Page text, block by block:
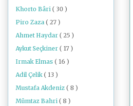
Khorto Bâri ( 30 )
Piro Zaza ( 27 )
Ahmet Haydar ( 25 )
Aykut Seçkiner ( 17 )
Irmak Elmas ( 16 )
Adil Çelik ( 13 )
Mustafa Akdeniz ( 8 )
Mümtaz Bahri ( 8 )